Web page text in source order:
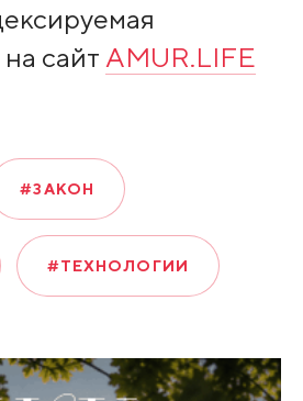
сайт AMUR.LIFE
#ЗАКОН
#ТЕХНОЛОГИИ